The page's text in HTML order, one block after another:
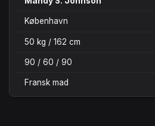
København
50 kg / 162 cm
90 / 60 / 90
Fransk mad